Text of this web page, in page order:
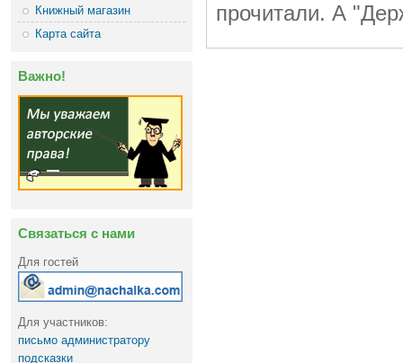
Книжный магазин
Карта сайта
Важно!
Связаться с нами
Для гостей
Для участников:
письмо администратору
подсказки
прочитали. А